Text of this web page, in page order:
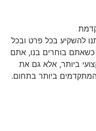
להשקיע בכל פרט ובכל
כשאתם בוחרים בנו, אתם
ביותר, אלא גם את
ביותר בתחום.